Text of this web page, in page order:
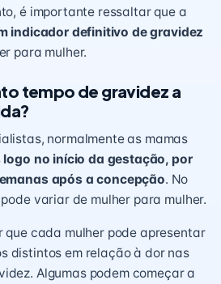
é importante ressaltar que a
indicador definitivo de gravidez
para mulher.
tempo de gravidez a
normalmente as mamas
logo no início da gestação, por
após a concepção. No
variar de mulher para mulher.
que cada mulher pode apresentar
distintos em relação à dor nas
Algumas podem começar a